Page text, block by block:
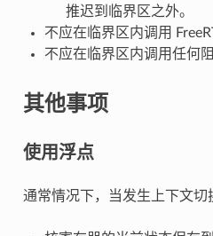
推迟到临界区之外。
不应在临界区内调用
不应在临界区内调用任何
其他事项
使用浮点
通常情况下，当发生上下文切